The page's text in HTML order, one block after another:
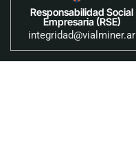
Responsabilidad Social
Empresaria (RSE)
integridad@vialminer.ar